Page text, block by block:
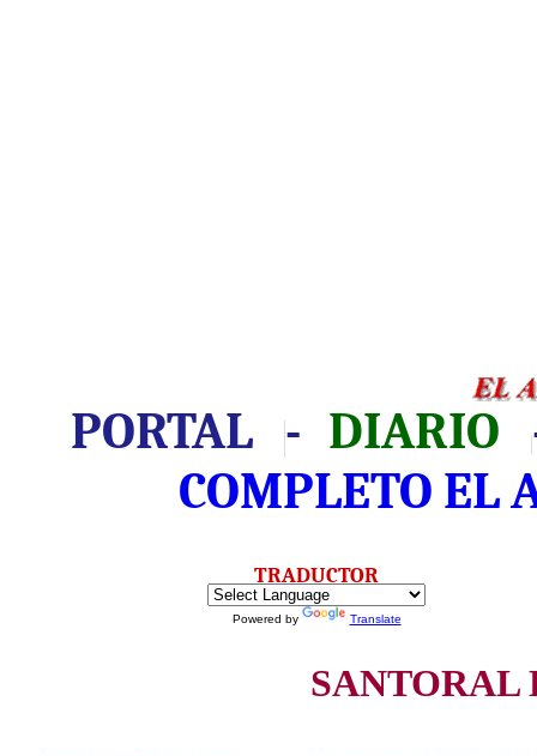
PORTAL - DIARIO
COMPLETO EL
TRADUCTOR
Powered by Translate
SANTORAL